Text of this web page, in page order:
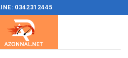
0342312445